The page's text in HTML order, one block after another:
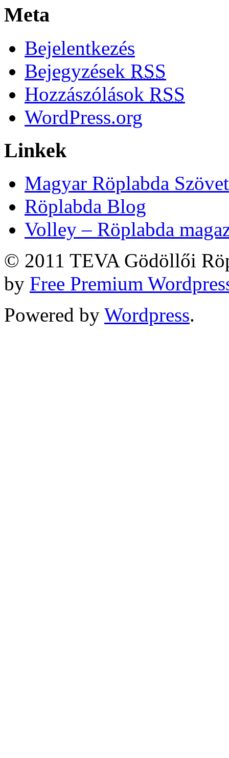
Meta
Bejelentkezés
Bejegyzések RSS
Hozzászólások RSS
WordPress.org
Linkek
Magyar Röplabda
Röplabda Blog
Volley – Röplabda
© 2011 TEVA Gödöllői
by Free Premium
Powered by Wordpress.